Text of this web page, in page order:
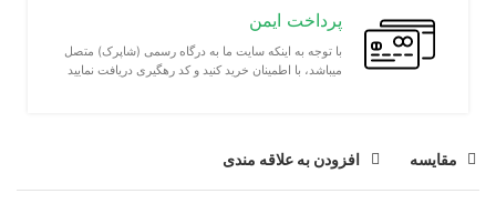
پرداخت ایمن
با توجه به اینکه سایت ما به درگاه رسمی (شاپرک) متصل
میباشد، با اطمینان خرید کنید و کد رهگیری دریافت نمایید
مقايسه افزودن به علاقه مندی